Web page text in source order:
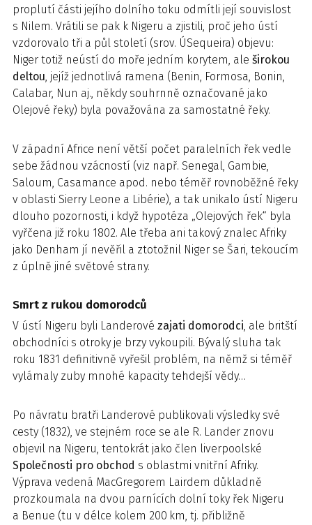
proplutí části jejího dolního toku odmítli její souvislost
s Nilem. Vrátili se pak k Nigeru a zjistili, proč jeho ústí
vzdorovalo tři a půl století (srov. ÚSequeira) objevu:
Niger totiž neústí do moře jedním korytem, ale širokou
deltou, jejíž jednotlivá ramena (Benin, Formosa, Bonin,
Calabar, Nun aj., někdy souhrnně označované jako
Olejové řeky) byla považována za samostatné řeky.
V západní Africe není větší počet paralelních řek vedle
sebe žádnou vzácností (viz např. Senegal, Gambie,
Saloum, Casamance apod. nebo téměř rovnoběžné řeky
v oblasti Sierry Leone a Libérie), a tak unikalo ústí Nigeru
dlouho pozornosti, i když hypotéza „Olejových řek“ byla
vyřčena již roku 1802. Ale třeba ani takový znalec Afriky
jako Denham jí nevěřil a ztotožnil Niger se Šari, tekoucím
z úplně jiné světové strany.
Smrt z rukou domorodců
V ústí Nigeru byli Landerové zajati domorodci, ale britští
obchodníci s otroky je brzy vykoupili. Bývalý sluha tak
roku 1831 definitivně vyřešil problém, na němž si téměř
vylámaly zuby mnohé kapacity tehdejší vědy…
Po návratu bratři Landerové publikovali výsledky své
cesty (1832), ve stejném roce se ale R. Lander znovu
objevil na Nigeru, tentokrát jako člen liverpoolské
Společnosti pro obchod s oblastmi vnitřní Afriky.
Výprava vedená MacGregorem Lairdem důkladně
prozkoumala na dvou parnících dolní toky řek Ni­geru
a Benue (tu v délce kolem 200 km, tj. přibližně